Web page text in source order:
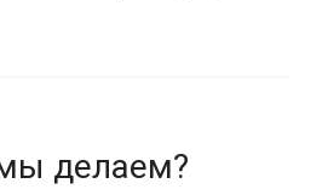
делаем?